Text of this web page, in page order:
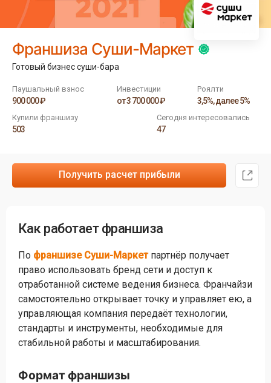
Франшиза Суши-Маркет
Готовый бизнес суши-бара
Паушальный взнос
900 000 ₽
Инвестиции
от 3 700 000 ₽
Роялти
3,5%, далее 5%
Купили франшизу
503
Сегодня интересовались
47
Получить расчет прибыли
Как работает франшиза
По франшизе Суши-Маркетпартнёр получает
право использовать бренд сети и доступ к
отработанной системе ведения бизнеса. Франчайзи
самостоятельно открывает точку и управляет ею, а
управляющая компания передаёт технологии,
стандарты и инструменты, необходимые для
стабильной работы и масштабирования.
Формат франшизы